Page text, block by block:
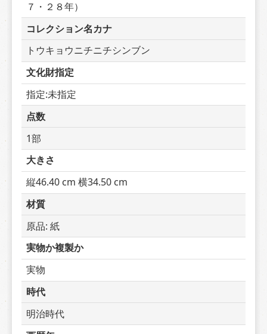
７・２８年）
コレクション名カナ
トウキョウニチニチシンブン
文化財指定
指定:未指定
点数
1部
大きさ
縦46.40 cm 横34.50 cm
材質
原品: 紙
実物か複製か
実物
時代
明治時代